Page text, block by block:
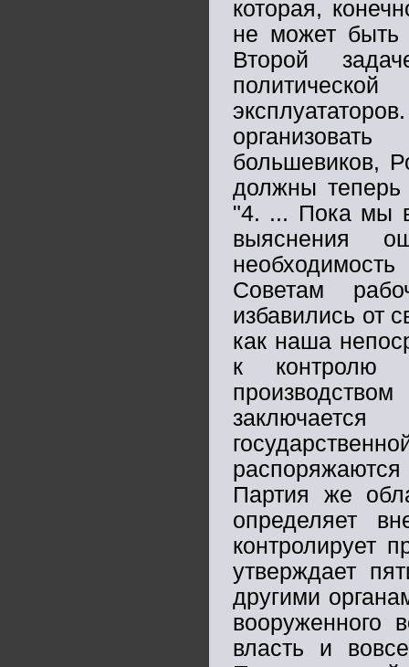
которая,
не может быть
Второй
большевиков,
должны теперь
"4. ... Пока мы
выяснения
Советам
избавились от
как наша
к контролю
Партия же
определяет
контролирует
утверждает
другими
вооруженного
власть и